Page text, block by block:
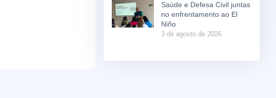
Saúde e Defesa Civil juntas
no enfrentamento ao El
Niño
3 de agosto de 2026